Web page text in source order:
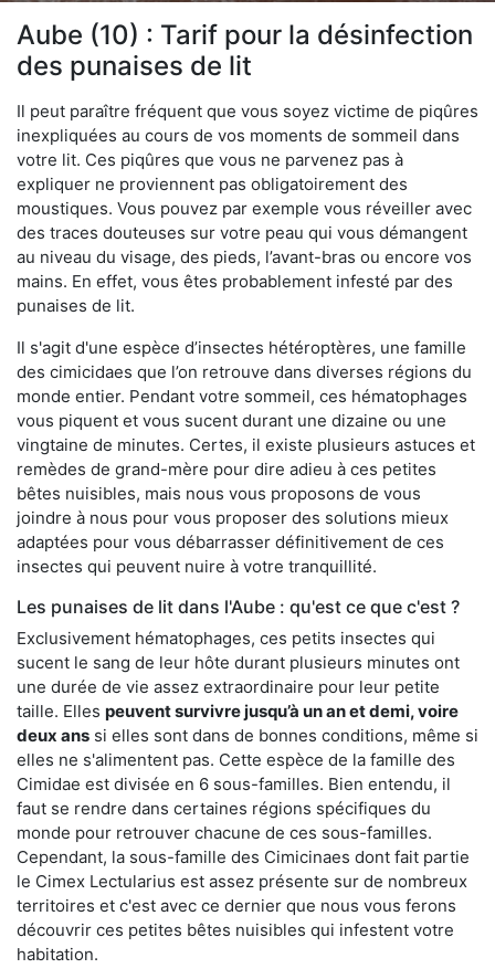
Aube (10) : Tarif pour la désinfection
des punaises de lit
Il peut paraître fréquent que vous soyez victime de piqûres
inexpliquées au cours de vos moments de sommeil dans
votre lit. Ces piqûres que vous ne parvenez pas à
expliquer ne proviennent pas obligatoirement des
moustiques. Vous pouvez par exemple vous réveiller avec
des traces douteuses sur votre peau qui vous démangent
au niveau du visage, des pieds, l’avant-bras ou encore vos
mains. En effet, vous êtes probablement infesté par des
punaises de lit.
Il s'agit d'une espèce d’insectes hétéroptères, une famille
des cimicidaes que l’on retrouve dans diverses régions du
monde entier. Pendant votre sommeil, ces hématophages
vous piquent et vous sucent durant une dizaine ou une
vingtaine de minutes. Certes, il existe plusieurs astuces et
remèdes de grand-mère pour dire adieu à ces petites
bêtes nuisibles, mais nous vous proposons de vous
joindre à nous pour vous proposer des solutions mieux
adaptées pour vous débarrasser définitivement de ces
insectes qui peuvent nuire à votre tranquillité.
Les punaises de lit dans l'Aube : qu'est ce que c'est ?
Exclusivement hématophages, ces petits insectes qui
sucent le sang de leur hôte durant plusieurs minutes ont
une durée de vie assez extraordinaire pour leur petite
taille. Elles peuvent survivre jusqu’à un an et demi, voire
deux ans si elles sont dans de bonnes conditions, même si
elles ne s'alimentent pas. Cette espèce de la famille des
Cimidae est divisée en 6 sous-familles. Bien entendu, il
faut se rendre dans certaines régions spécifiques du
monde pour retrouver chacune de ces sous-familles.
Cependant, la sous-famille des Cimicinaes dont fait partie
le Cimex Lectularius est assez présente sur de nombreux
territoires et c'est avec ce dernier que nous vous ferons
découvrir ces petites bêtes nuisibles qui infestent votre
habitation.